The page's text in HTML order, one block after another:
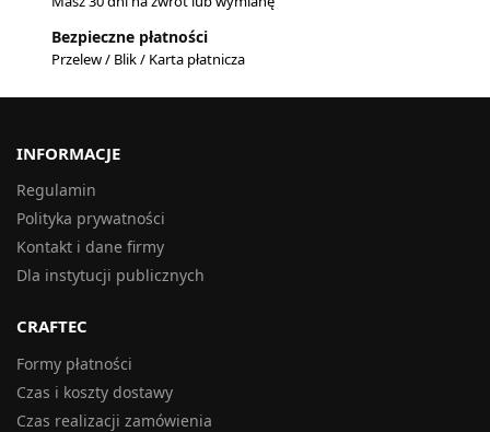
Bezpieczne płatności
Przelew / Blik / Karta płatnicza
INFORMACJE
Regulamin
Polityka prywatności
Kontakt i dane firmy
Dla instytucji publicznych
CRAFTEC
Formy płatności
Czas i koszty dostawy
Czas realizacji zamówienia